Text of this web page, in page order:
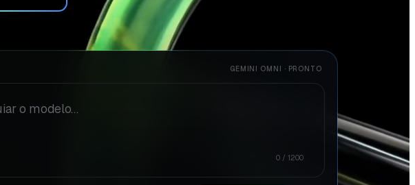
GEMINI OMNI · PRONTO
0 / 1200